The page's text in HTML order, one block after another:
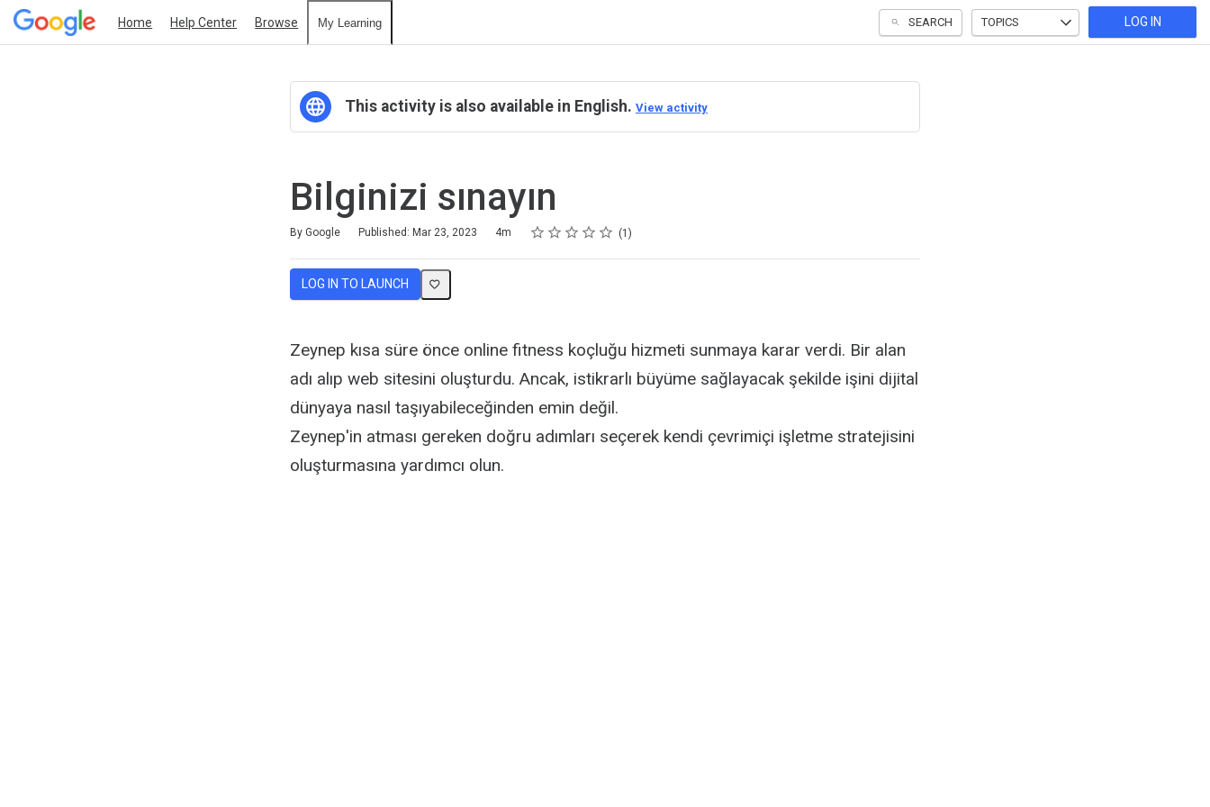
Home Help Center Browse My Learning SEARCH TOPICS LOG IN
This activity is also available in English. View activity
Bilginizi sınayın
By Google Published: Mar 23, 2023 4m Rating
1 star
2 stars
3 stars
4 stars
5 stars 1
LOG IN TO LAUNCH
Zeynep kısa süre önce online fitness koçluğu hizmeti sunmaya karar verdi. Bir alan
adı alıp web sitesini oluşturdu. Ancak, istikrarlı büyüme sağlayacak şekilde işini dijital
dünyaya nasıl taşıyabileceğinden emin değil.
Zeynep'in atması gereken doğru adımları seçerek kendi çevrimiçi işletme stratejisini
oluşturmasına yardımcı olun.